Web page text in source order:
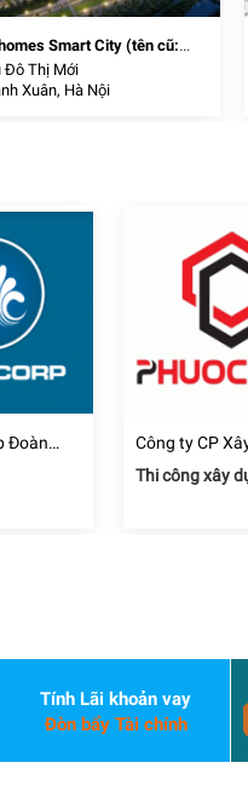
Smart City (tên cũ:
Sportia)
Đô Thị Mới
Xuân, Hà Nội
Đoàn
Bình
Công ty CP
ốc Phước Điền
Thi công xây
Tính Lãi khoản vay
Đòn bẩy Tài chính